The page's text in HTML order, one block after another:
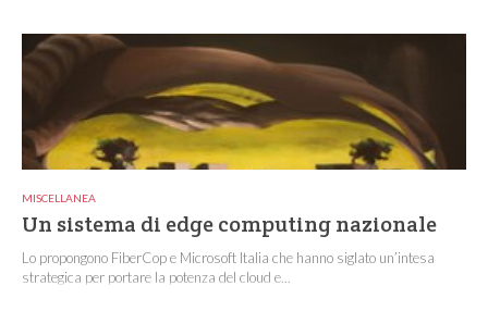
MISCELLANEA
Un sistema di edge computing nazionale
Lo propongono FiberCop e Microsoft Italia che hanno siglato un’intesa
strategica per portare la potenza del cloud e...